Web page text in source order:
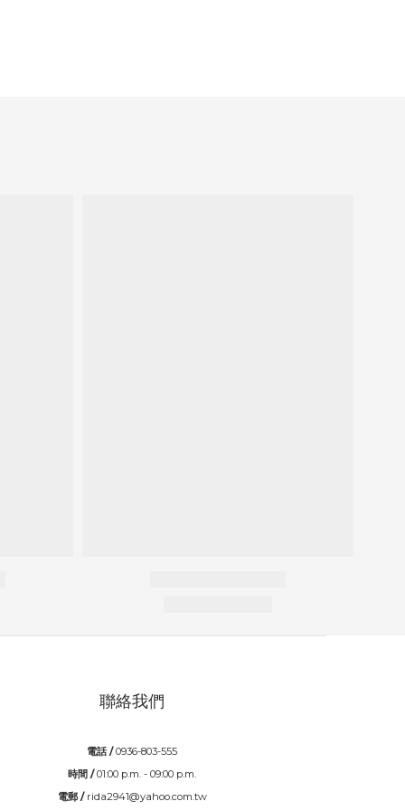
聯絡我們
電話 /0936-803-555
時間 /01:00 p.m. - 09:00 p.m.
電郵 / rida2941@yahoo.com.tw